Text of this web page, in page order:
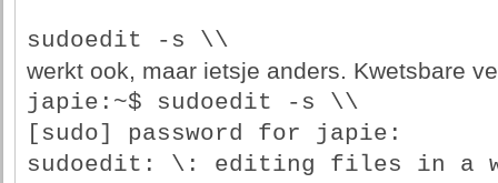
sudoedit -s \\
werkt ook, maar ietsje anders. Kwetsbare
japie:~$ sudoedit -s \\
[sudo] password for japie:
sudoedit: \: editing files in a